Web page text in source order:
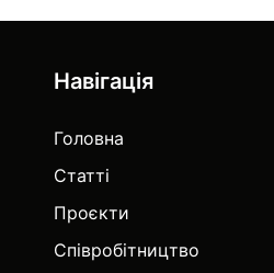
Навігація
Головна
Статті
Проєкти
Співробітництво